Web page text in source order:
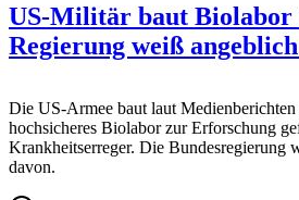
US-Militär baut Biolabor
Regierung weiß
Die US-Armee baut laut
hochsicheres Biolabor zur Erforschung
Krankheitserreger. Die Bundesregierung
davon.